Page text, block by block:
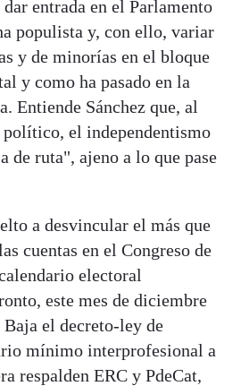
entrada en el Parlamento
populista y, con ello, variar
y de minorías en el bloque
y como ha pasado en la
Entiende Sánchez que, al
el independentismo
de ruta", ajeno a lo que pase
a desvincular el más que
cuentas en el Congreso de
electoral
este mes de diciembre
el decreto-ley de
mínimo interprofesional a
respalden ERC y PdeCat,